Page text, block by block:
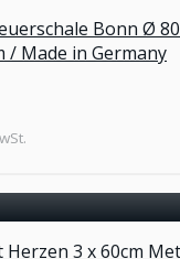
/ Made in Germany